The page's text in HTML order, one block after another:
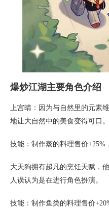
爆炒江湖主要角色介绍
上宫晴：因为与自然里的元素
地让大自然中的美食变得可口。
技能：制作蒸的料理售价+25%
大天狗拥有超凡的烹饪天赋，
人误认为是在进行角色扮演。
技能：制作鱼类的料理售价